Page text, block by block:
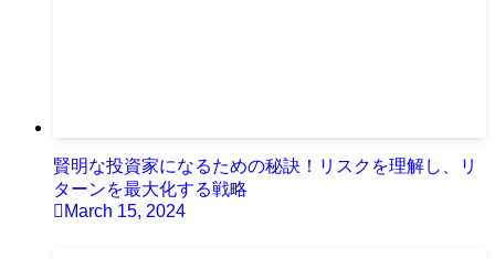
賢明な投資家になるための秘訣！リスクを理解し、リ
ターンを最大化する戦略
March 15, 2024